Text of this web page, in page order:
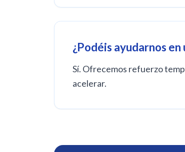
¿Podéis ayudarnos
Sí. Ofrecemos refuerzo
acelerar.